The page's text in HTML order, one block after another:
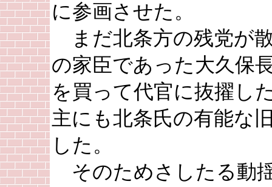
に参画させた。
まだ北条方の残党が
の家臣であった大久保
を買って代官に抜擢し
主にも北条氏の有能な
した。
そのためさしたる動